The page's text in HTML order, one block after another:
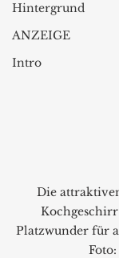
Hintergrund
ANZEIGE
Intro
Die
Platzwunder für